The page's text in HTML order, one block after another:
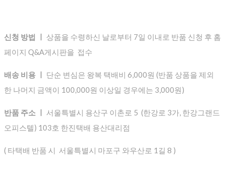
신청 방법 ㅣ 상품을 수령하신 날로부터 7일 이내로 반품 신청 후 홈
페이지 Q&A게시판을 접수
배송 비용 ㅣ
단순 변심은 왕복 택배비 6,000원 (반품 상품을 제외
한 나머지 금액이 100,000원 이상일 경우에는 3,000원)
반품 주소 ㅣ 서울특별시 용산구 이촌로 5 (한강로 3가, 한강그랜드
오피스텔) 103호 한진택배 용산대리점
( 타택배 반품 시 서울특별시 마포구 와우산로 1길 8 )